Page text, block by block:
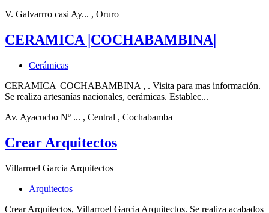
V. Galvarrro casi Ay... , Oruro
CERAMICA |COCHABAMBINA|
Cerámicas
CERAMICA |COCHABAMBINA|, . Visita para mas información.
Se realiza artesanías nacionales, cerámicas. Establec...
Av. Ayacucho Nº ... , Central , Cochabamba
Crear Arquitectos
Villarroel Garcia Arquitectos
Arquitectos
Crear Arquitectos, Villarroel Garcia Arquitectos. Se realiza acabados